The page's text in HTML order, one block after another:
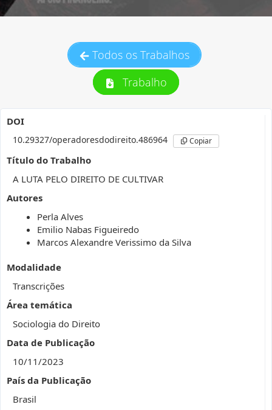
Todos os Trabalhos
Trabalho
DOI
10.29327/operadoresdodireito.486964 Copiar
Título do Trabalho
A LUTA PELO DIREITO DE CULTIVAR
Autores
Perla Alves
Emilio Nabas Figueiredo
Marcos Alexandre Verissimo da Silva
Modalidade
Transcrições
Área temática
Sociologia do Direito
Data de Publicação
10/11/2023
País da Publicação
Brasil